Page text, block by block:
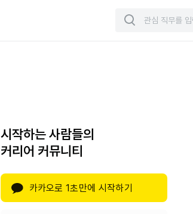
시작하는 사람들의
커리어 커뮤니티
카카오로 1초만에 시작하기